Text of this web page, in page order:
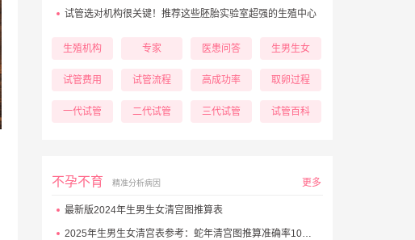
试管选对机构很关键！推荐这些胚胎实验室超强的生殖中心
生殖机构 专家 医患问答 生男生女
试管费用 试管流程 高成功率 取卵过程
一代试管 二代试管 三代试管 试管百科
不孕不育 精准分析病因 更多
最新版2024年生男生女清宫图推算表
2025年生男生女清宫表参考：蛇年清宫图推算准确率100%！